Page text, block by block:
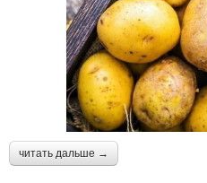
читать дальше →